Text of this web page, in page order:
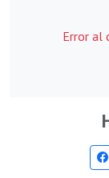
Error al